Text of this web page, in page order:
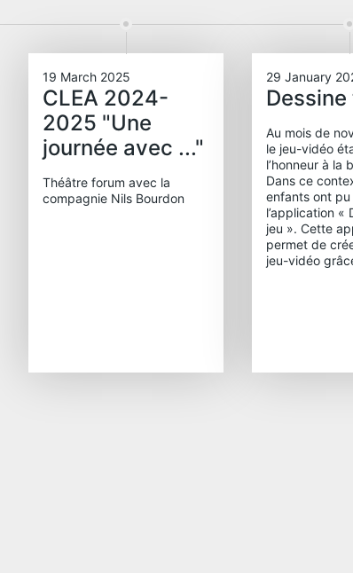
19 March 2025
CLEA 2024-
2025 "Une
journée avec ..."
Théâtre forum avec la
compagnie Nils Bourdon
29 January
Au mois de
le jeu-vidéo
l’honneur à la
Dans ce
enfants ont
l’application «
jeu ». Cette
permet de
jeu-vidéo